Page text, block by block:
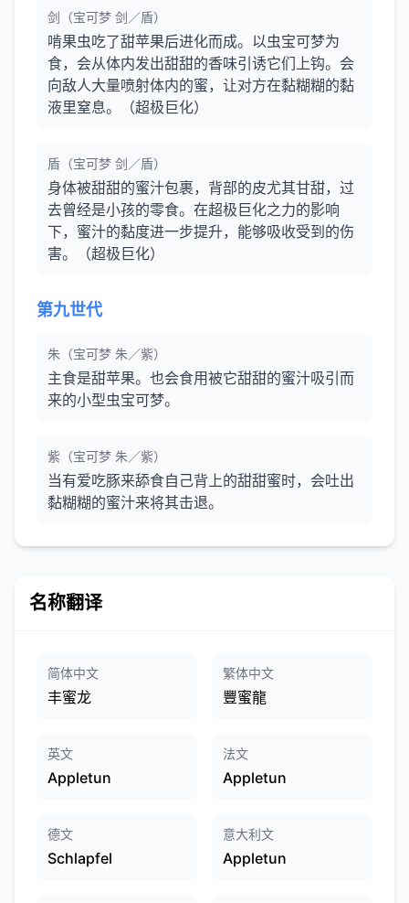
剑（宝可梦 剑／盾）
啃果虫吃了甜苹果后进化而成。以虫宝可梦为
食，会从体内发出甜甜的香味引诱它们上钩。会
向敌人大量喷射体内的蜜，让对方在黏糊糊的黏
液里窒息。（超极巨化）
盾（宝可梦 剑／盾）
身体被甜甜的蜜汁包裹，背部的皮尤其甘甜，过
去曾经是小孩的零食。在超极巨化之力的影响
下，蜜汁的黏度进一步提升，能够吸收受到的伤
害。（超极巨化）
第九世代
朱（宝可梦 朱／紫）
主食是甜苹果。也会食用被它甜甜的蜜汁吸引而
来的小型虫宝可梦。
紫（宝可梦 朱／紫）
当有爱吃豚来舔食自己背上的甜甜蜜时，会吐出
黏糊糊的蜜汁来将其击退。
名称翻译
简体中文
丰蜜龙
繁体中文
豐蜜龍
英文
Appletun
法文
Appletun
德文
Schlapfel
意大利文
Appletun